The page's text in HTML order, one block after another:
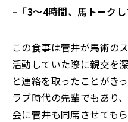
– 「3〜4時間、馬トーク
この食事は菅井が馬術の
活動していた際に親交を
と連絡を取ったことがき
ラブ時代の先輩でもあり
会に菅井も同席させても